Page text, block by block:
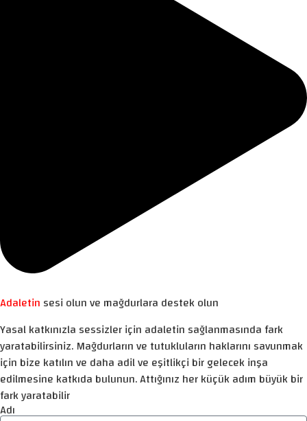
Adaletin sesi olun ve mağdurlara destek olun
Yasal katkınızla sessizler için adaletin sağlanmasında fark
yaratabilirsiniz. Mağdurların ve tutukluların haklarını savunmak
için bize katılın ve daha adil ve eşitlikçi bir gelecek inşa
edilmesine katkıda bulunun. Attığınız her küçük adım büyük bir
fark yaratabilir
Adı